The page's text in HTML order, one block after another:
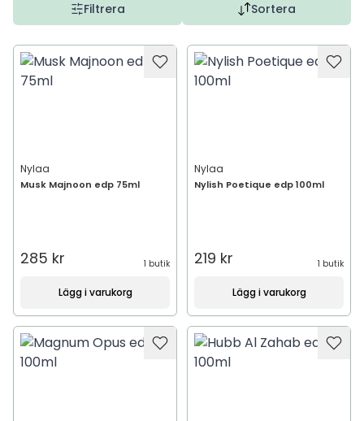
Filtrera Sortera
Nylaa
Musk Majnoon edp 75ml
285 kr 1 butik
Lägg i varukorg
Nylaa
Nylish Poetique edp 100ml
219 kr 1 butik
Lägg i varukorg